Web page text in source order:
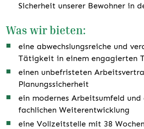
Sicherheit unserer Bewohner in
Was wir bieten:
eine abwechslungsreiche und
Tätigkeit in einem engagierten
einen unbefristeten
Planungssicherheit
ein modernes Arbeitsumfeld
fachlichen Weiterentwicklung
eine Vollzeitstelle mit 38